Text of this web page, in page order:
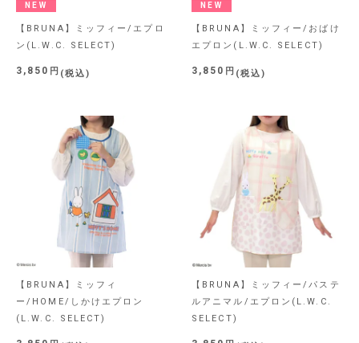
NEW
【BRUNA】ミッフィー/エプロ
ン(L.W.C. SELECT)
3,850 税込
NEW
【BRUNA】ミッフィー/おばけ
エプロン(L.W.C. SELECT)
3,850 税込
【BRUNA】ミッフィ
ー/HOME/しかけエプロン
(L.W.C. SELECT)
【BRUNA】ミッフィー/パステ
ルアニマル/エプロン(L.W.C.
SELECT)